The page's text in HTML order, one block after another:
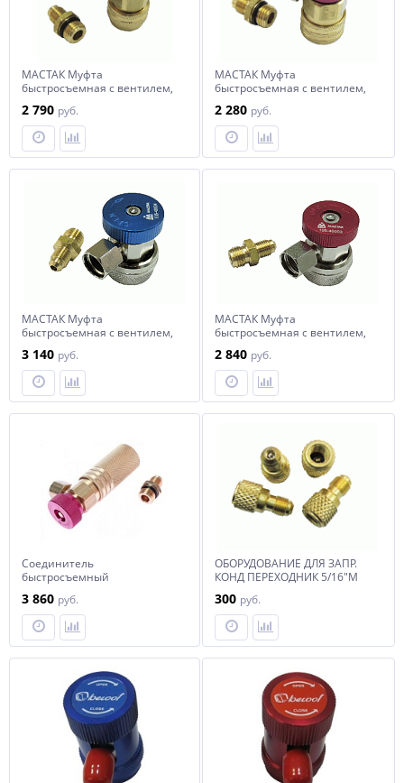
МАСТАК Муфта
быстросъемная с вентилем,
R134a
2 790 руб.
МАСТАК Муфта
быстросъемная с вентилем,
R134a
2 280 руб.
МАСТАК Муфта
быстросъемная с вентилем,
3 140 руб.
МАСТАК Муфта
быстросъемная с вентилем,
2 840 руб.
Соединитель
быстросъемный
высокого давления JTC /1
3 860 руб.
ОБОРУДОВАНИЕ ДЛЯ ЗАПР.
КОНД ПЕРЕХОДНИК 5/16"M
300 руб.